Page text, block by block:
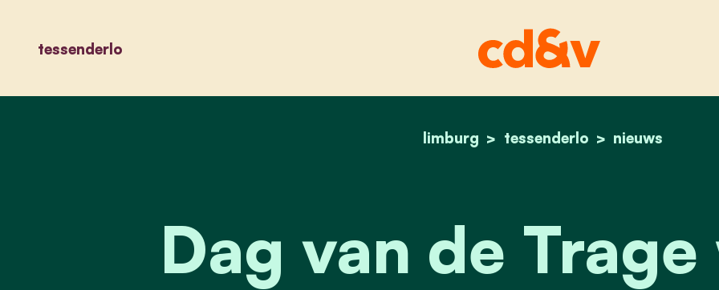
tessenderlo
home
limburg tessenderlo nieuws
dag van de trage
Dag van de